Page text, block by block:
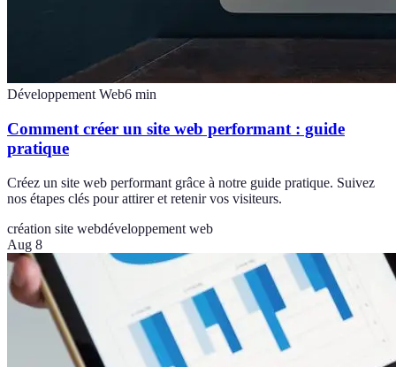
Développement Web6 min
Comment créer un site web performant : guide
pratique
Créez un site web performant grâce à notre guide pratique. Suivez
nos étapes clés pour attirer et retenir vos visiteurs.
création site webdéveloppement web
Aug 8